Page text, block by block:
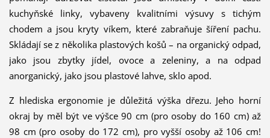
kuchyňské linky, vybaveny kvalitními výsuvy s tichým
chodem a jsou kryty víkem, které zabraňuje šíření pachu.
Skládají se z několika plastových košů – na organický odpad,
jako jsou zbytky jídel, ovoce a zeleniny, a na odpad
anorganický, jako jsou plastové lahve, sklo apod.
Z hlediska ergonomie je důležitá výška dřezu. Jeho horní
okraj by měl být ve výšce 90 cm (pro osoby do 160 cm) až
98 cm (pro osoby do 172 cm), pro vyšší osoby až 106 cm!